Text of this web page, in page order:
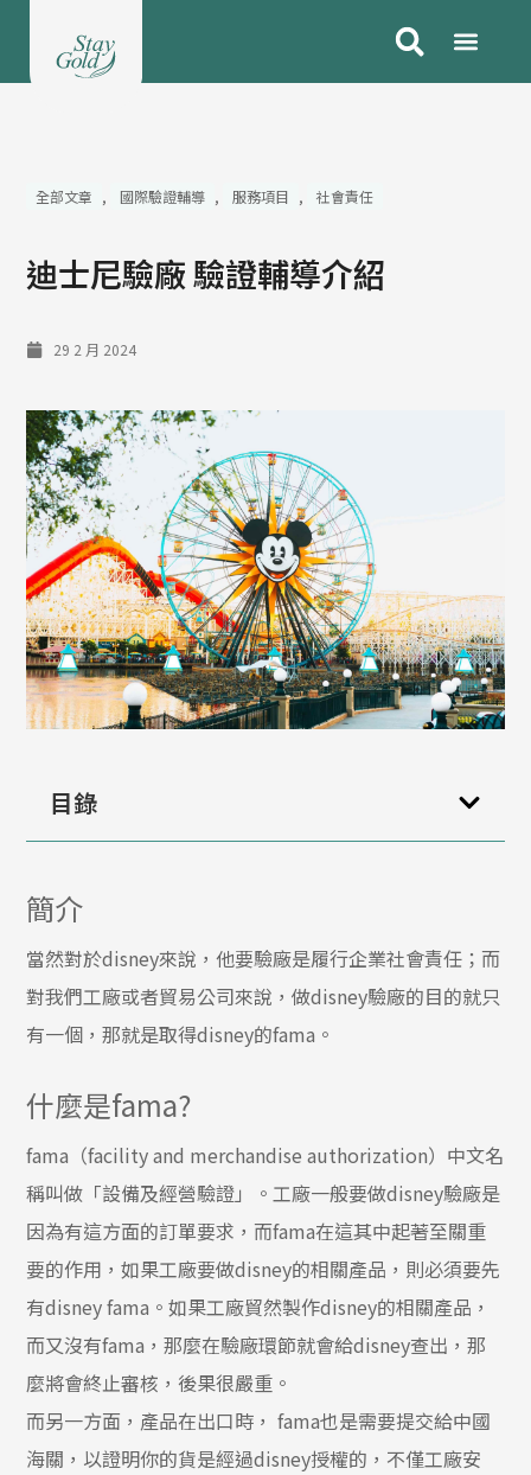
全部文章 , 國際驗證輔導 , 服務項目 , 社會責任
迪士尼驗廠 驗證輔導介紹
29 2 月 2024
目錄
簡介
當然對於disney來說，他要驗廠是履行企業社會責任；而
對我們工廠或者貿易公司來說，做disney驗廠的目的就只
有一個，那就是取得disney的fama。
什麼是fama?
fama（facility and merchandise authorization）中文名
稱叫做「設備及經營驗證」。工廠一般要做disney驗廠是
因為有這方面的訂單要求，而fama在這其中起著至關重
要的作用，如果工廠要做disney的相關產品，則必須要先
有disney fama。如果工廠貿然製作disney的相關產品，
而又沒有fama，那麼在驗廠環節就會給disney查出，那
麼將會終止審核，後果很嚴重。
而另一方面，產品在出口時， fama也是需要提交給中國
海關，以證明你的貨是經過disney授權的，不僅工廠安